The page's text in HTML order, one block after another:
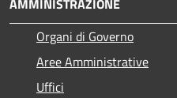
AMMINISTRAZIONE
Organi di Governo
Aree Amministrative
Uffici